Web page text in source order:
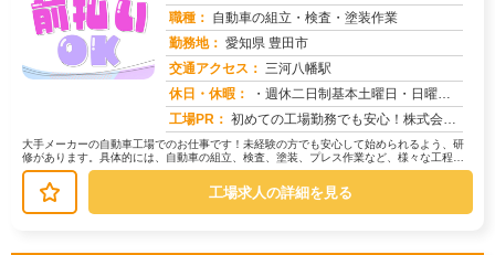
職種： 自動車の組立・検査・塗装作業
勤務地： 愛知県 豊田市
交通アクセス： 三河八幡駅
休日・休暇：
・週休二日制基本土曜日・日曜日・長期休暇ありGW休暇・お盆休暇・年末年始休暇・年次有給休暇あり※配属先、工場カレン...
工場PR： 初めての工場勤務でも安心！株式会社京栄センターで、新しい一歩を踏み出してみませんか？充実のサポート体制で、あなたを...
大手メーカーの自動車工場でのお仕事です！未経験の方でも安心して始められるよう、研
修があります。具体的には、自動車の組立、検査、塗装、プレス作業など、様々な工程が
あります。募集状況によって作業内容...
工場求人の詳細を見る